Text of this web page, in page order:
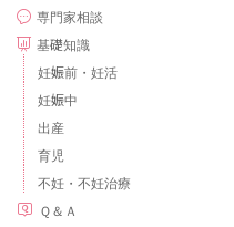
専門家相談
基礎知識
妊娠前・妊活
妊娠中
出産
育児
不妊・不妊治療
Ｑ＆Ａ